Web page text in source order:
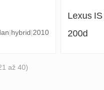
2010
hybrid
Lexus IS
200d
až 40)